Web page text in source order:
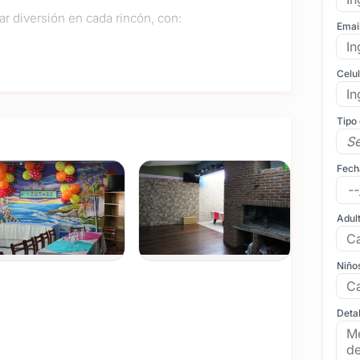
diversión en cada rincón, con:
Todo pensado para que tanto los niños como los
esperamos para celebrar juntos en un entorno
Tipo